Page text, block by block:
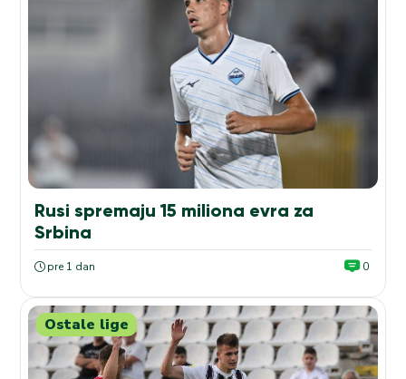
Rusi spremaju 15 miliona evra za
Srbina
pre 1 dan 0
Ostale lige